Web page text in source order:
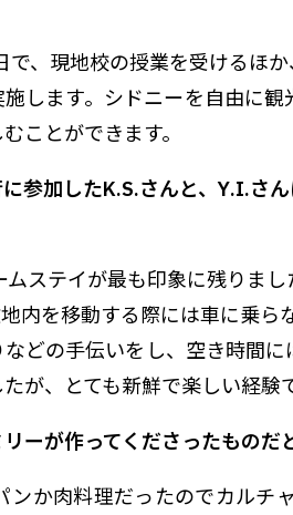
で、現地校の授業を受けるほ
します。シドニーを自由に
ことができます。
参加したK.S.さんと、Y.I.さ
ムステイが最も印象に残りま
内を移動する際には車に乗
どの手伝いをし、空き時間
が、とても新鮮で楽しい経験
ーが作ってくださったものだ
ンか肉料理だったのでカルチ